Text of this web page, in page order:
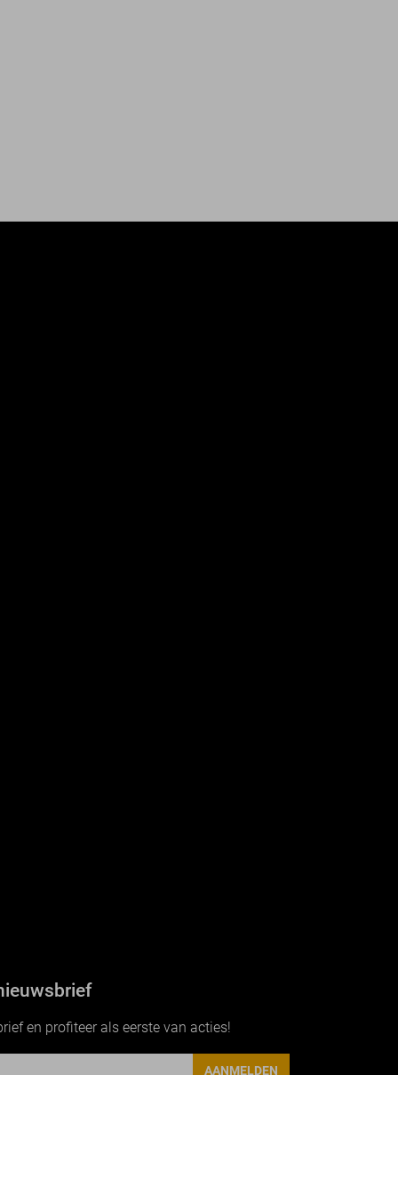
en profiteer als eerste van acties!
AANMELDEN